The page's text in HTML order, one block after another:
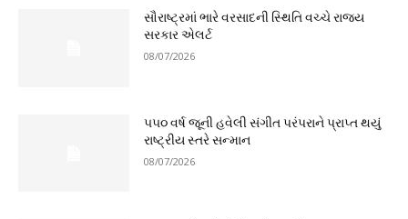
સૌરાષ્ટ્રમાં ભારે વરસાદની સ્થિતિ વચ્ચે રાજ્ય
સરકાર એલર્ટ
08/07/2026
૫૫૦ વર્ષ જૂની હવેલી સંગીત પરંપરાને પ્રાપ્ત થયું
રાષ્ટ્રીય સ્તરે સન્માન
08/07/2026